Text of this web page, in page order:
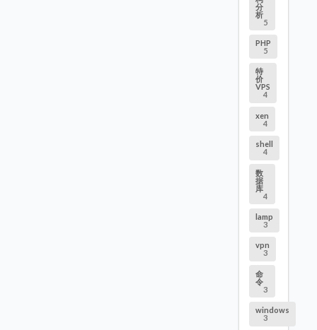
分
析
5
PHP
5
特
价
VPS
4
xen
4
shell
4
数
据
库
4
lamp
3
vpn
3
命
令
3
windows
3